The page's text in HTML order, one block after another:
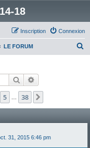
18
Connexion
Inscription
LE FORUM
Rechercher
5 38
31, 2015 6:46 pm